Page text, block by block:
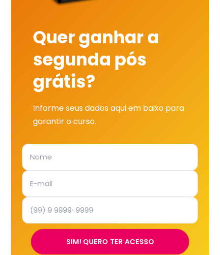
Quer ganhar a
segunda pós
grátis?
Informe seus dados aqui em baixo para
garantir o curso.
SIM! QUERO TER ACESSO